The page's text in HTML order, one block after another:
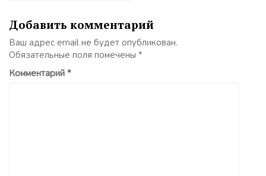
Добавить комментарий
Ваш адрес email не будет опубликован.
Обязательные поля помечены *
Комментарий *